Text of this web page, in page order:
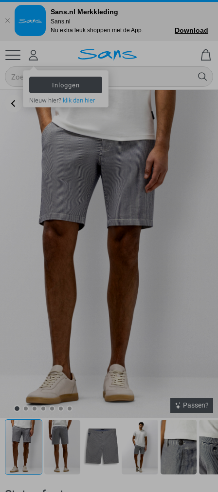
Inloggen
Nieuw hier? klik dan hier
Passen?
Sans.nl Merkkleding
Sans.nl
Nu extra leuk shoppen met de App.
Download